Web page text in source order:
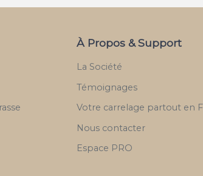
À Propos & Support
La Société
Témoignages
Votre carrelage partout en
Nous contacter
Espace PRO